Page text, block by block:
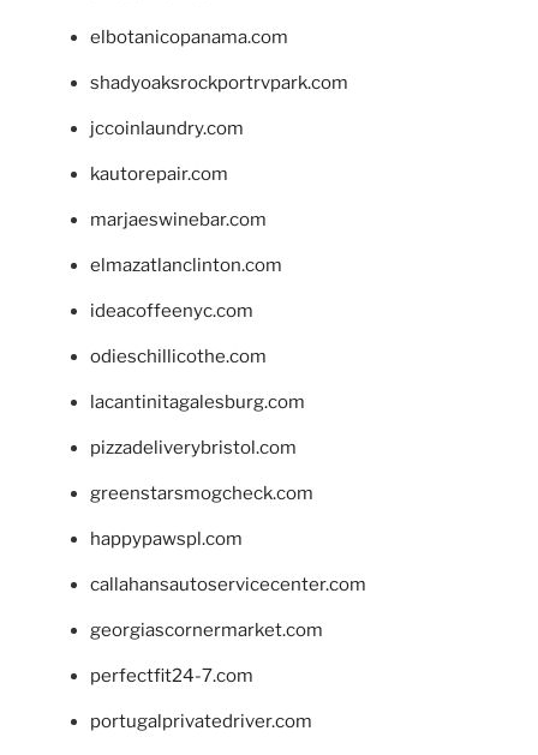
elbotanicopanama.com
shadyoaksrockportrvpark.com
jccoinlaundry.com
kautorepair.com
marjaeswinebar.com
elmazatlanclinton.com
ideacoffeenyc.com
odieschillicothe.com
lacantinitagalesburg.com
pizzadeliverybristol.com
greenstarsmogcheck.com
happypawspl.com
callahansautoservicecenter.com
georgiascornermarket.com
perfectfit24-7.com
portugalprivatedriver.com